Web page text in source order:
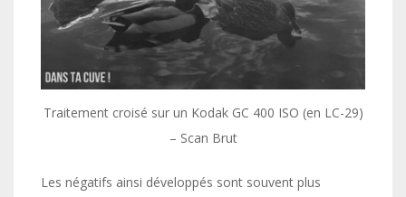
Traitement croisé sur un Kodak GC 400 ISO (en LC-29)
– Scan Brut
Les négatifs ainsi développés sont souvent plus